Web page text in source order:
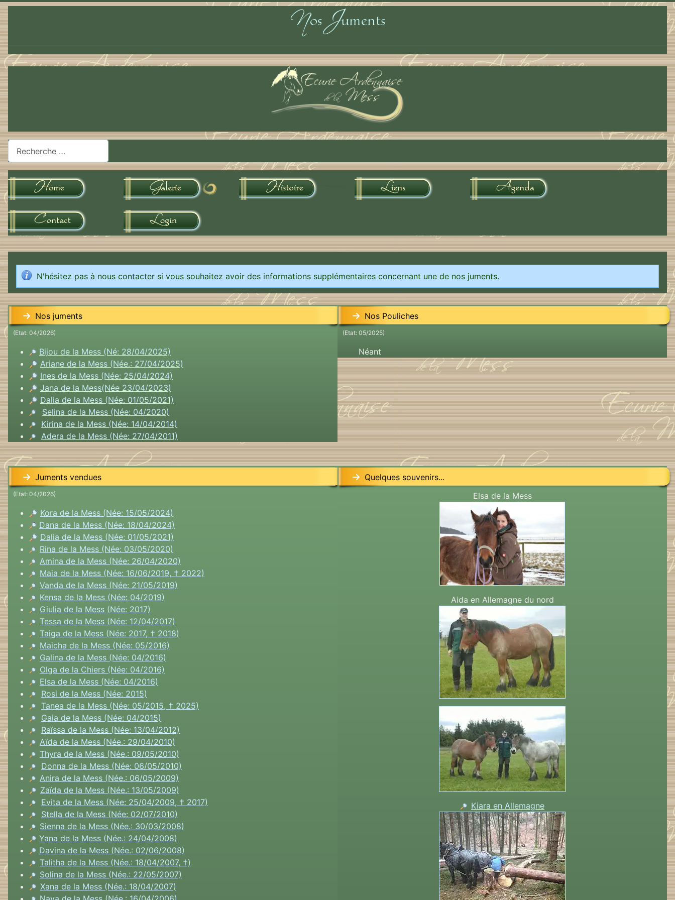
Rechercher
N'hésitez pas à nous contacter si vous souhaitez avoir des informations supplémentaires concernant une de nos juments.
Nos juments
(Etat: 04/2026)
Bijou de la Mess (Né: 28/04/2025)
Ariane de la Mess (Née.: 27/04/2025)
Ines de la Mess (Née: 25/04/2024)
Jana de la Mess(Née 23/04/2023)
Dalia de la Mess (Née: 01/05/2021)
Selina de la Mess (Née: 04/2020)
Kirina de la Mess (Née: 14/04/2014)
Adera de la Mess (Née: 27/04/2011)
Nos Pouliches
(Etat: 05/2025)
Néant
Juments vendues
(Etat: 04/2026)
Kora de la Mess (Née: 15/05/2024)
Dana de la Mess (Née: 18/04/2024)
Dalia de la Mess (Née: 01/05/2021)
Rina de la Mess (Née: 03/05/2020)
Amina de la Mess (Née: 26/04/2020)
Maia de la Mess (Née: 16/06/2019, † 2022)
Vanda de la Mess (Née: 21/05/2019)
Kensa de la Mess (Née: 04/2019)
Giulia de la Mess (Née: 2017)
Tessa de la Mess (Née: 12/04/2017)
Taiga de la Mess (Née: 2017, † 2018)
Maicha de la Mess (Née: 05/2016)
Galina de la Mess (Née: 04/2016)
Olga de la Chiers (Née: 04/2016)
Elsa de la Mess (Née: 04/2016)
Rosi de la Mess (Née: 2015)
Tanea de la Mess (Née: 05/2015, † 2025)
Gaia de la Mess (Née: 04/2015)
Raïssa de la Mess (Née: 13/04/2012)
Aïda de la Mess (Née.: 29/04/2010)
Thyra de la Mess (Née.: 09/05/2010)
Donna de la Mess (Née: 06/05/2010)
Anira de la Mess (Née.: 06/05/2009)
Zaïda de la Mess (Née.: 13/05/2009)
Evita de la Mess (Née: 25/04/2009, † 2017)
Stella de la Mess (Née: 02/07/2010)
Sienna de la Mess (Née.: 30/03/2008)
Yana de la Mess (Née.: 24/04/2008)
Davina de la Mess (Née.: 02/06/2008)
Talitha de la Mess (Née.: 18/04/2007, †)
Solina de la Mess (Née.: 22/05/2007)
Xana de la Mess (Née.: 18/04/2007)
Quelques souvenirs...
Elsa de la Mess
Aida en Allemagne du nord
Kiara en Allemagne